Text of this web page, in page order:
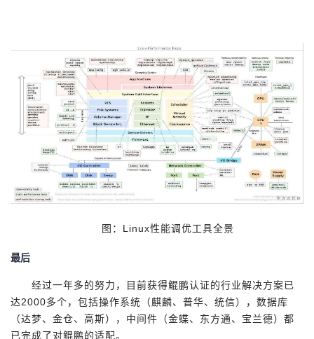
图：Linux性能调优工具全景
最后
经过一年多的努力，目前获得鲲鹏认证的行业解决方案已
达2000多个，包括操作系统（麒麟、普华、统信），数据库
（达梦、金仓、高斯），中间件（金蝶、东方通、宝兰德）都
已完成了对鲲鹏的适配。